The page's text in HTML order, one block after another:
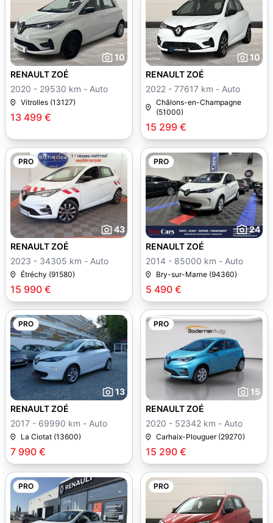
10
13 499 €
RENAULT ZOÉ
2020 - 29530 km - Auto
Vitrolles (13127)
10
15 299 €
RENAULT ZOÉ
2022 - 77617 km - Auto
Châlons-en-Champagne
(51000)
PRO
43
15 990 €
RENAULT ZOÉ
2023 - 34305 km - Auto
Étréchy (91580)
PRO
24
5 490 €
RENAULT ZOÉ
2014 - 85000 km - Auto
Bry-sur-Marne (94360)
PRO
13
7 990 €
RENAULT ZOÉ
2017 - 69990 km - Auto
La Ciotat (13600)
PRO
15
15 290 €
RENAULT ZOÉ
2020 - 52342 km - Auto
Carhaix-Plouguer (29270)
PRO PRO